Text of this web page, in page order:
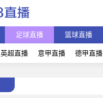
足球直播 篮球直播
英超直播 意甲直播 德甲直播